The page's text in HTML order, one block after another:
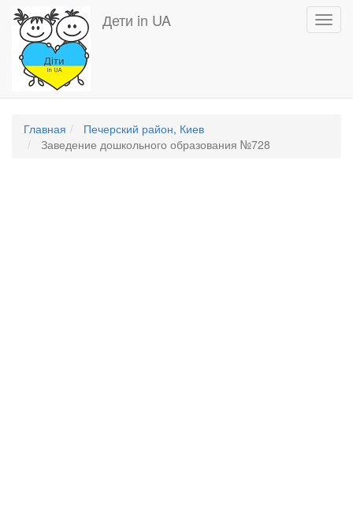
Перейти
основному
содержанию
Дети in UA
Главная
Печерский район, Киев
Заведение дошкольного образования №728